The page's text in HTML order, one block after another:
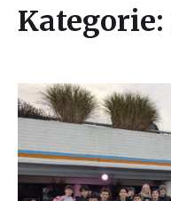
Kategorie: